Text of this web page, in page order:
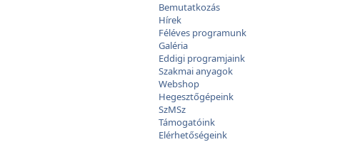
Bemutatkozás
Hírek
Féléves programunk
Galéria
Eddigi programjaink
Szakmai anyagok
Webshop
Hegesztőgépeink
SzMSz
Támogatóink
Elérhetőségeink